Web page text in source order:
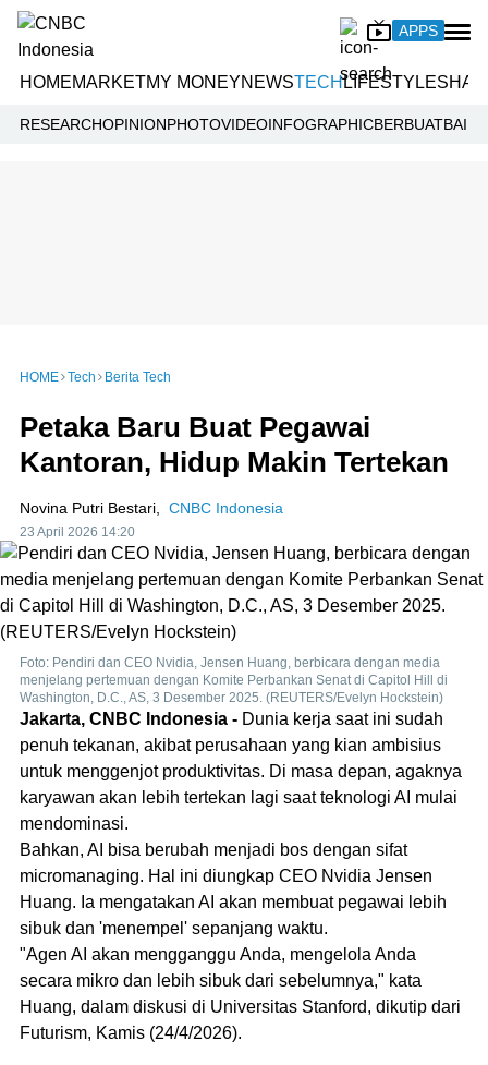
APPS
HOMEMARKETMY MONEYNEWSTECHLIFESTYLE
RESEARCHOPINIONPHOTOVIDEOINFOGRAPHIC
HOME Tech Berita Tech
Petaka Baru Buat Pegawai
Kantoran, Hidup Makin Tertekan
Novina Putri Bestari, CNBC Indonesia
23 April 2026 14:20
Foto: Pendiri dan CEO Nvidia, Jensen Huang, berbicara dengan media
menjelang pertemuan dengan Komite Perbankan Senat di Capitol Hill di
Washington, D.C., AS, 3 Desember 2025. (REUTERS/Evelyn Hockstein)
Jakarta, CNBC Indonesia - Dunia kerja saat ini sudah
penuh tekanan, akibat perusahaan yang kian ambisius
untuk menggenjot produktivitas. Di masa depan, agaknya
karyawan akan lebih tertekan lagi saat teknologi AI mulai
mendominasi.
Bahkan, AI bisa berubah menjadi bos dengan sifat
micromanaging. Hal ini diungkap CEO Nvidia Jensen
Huang. Ia mengatakan AI akan membuat pegawai lebih
sibuk dan 'menempel' sepanjang waktu.
"Agen AI akan mengganggu Anda, mengelola Anda
secara mikro dan lebih sibuk dari sebelumnya," kata
Huang, dalam diskusi di Universitas Stanford, dikutip dari
Futurism, Kamis (24/4/2026).